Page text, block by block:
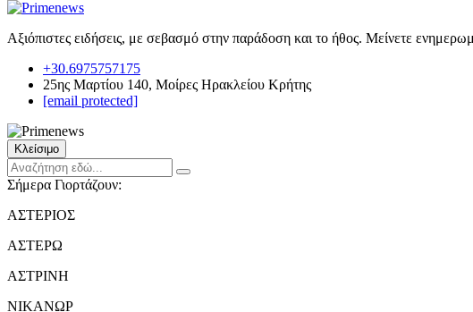
Αξιόπιστες ειδήσεις, με σεβασμό στην παράδοση και το ήθος. Μείνετε
+30.6975757175
25ης Μαρτίου 140, Μοίρες Ηρακλείου Κρήτης
[email protected]
Κλείσιμο
Σήμερα Γιορτάζουν:
ΑΣΤΕΡΙΟΣ
ΑΣΤΕΡΩ
ΑΣΤΡΙΝΗ
ΝΙΚΑΝΩΡ